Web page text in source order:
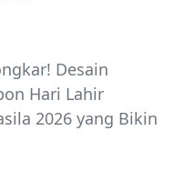
Desain
Hari Lahir
2026 yang Bikin